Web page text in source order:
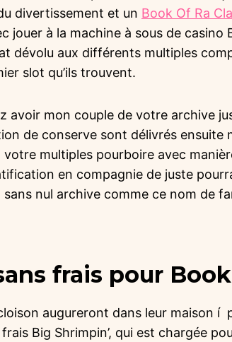
divertissement et un Book Of Ra
jouer à la machine à sous de casino
dévolu aux différents multiples
slot qu’ils trouvent.
avoir mon couple de votre archive
de conserve sont délivrés ensuite
multiples pourboire avec
en compagnie de juste
nul archive comme ce nom de
frais pour
augureront dans leur maison í
Big Shrimpin’, qui est chargée